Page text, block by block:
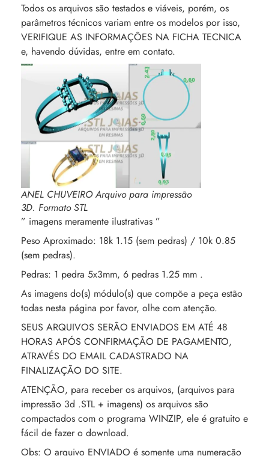
Todos os arquivos são testados e viáveis, porém, os
parâmetros técnicos variam entre os modelos por isso,
VERIFIQUE AS INFORMAÇÕES NA FICHA TECNICA
e, havendo dúvidas, entre em contato.
ANEL CHUVEIRO Arquivo para impressão
3D. Formato STL
” imagens meramente ilustrativas ”
Peso Aproximado: 18k 1.15 (sem pedras) / 10k 0.85
(sem pedras).
Pedras: 1 pedra 5x3mm, 6 pedras 1.25 mm .
As imagens do(s) módulo(s) que compõe a peça estão
todas nesta página por favor, olhe com atenção.
SEUS ARQUIVOS SERÃO ENVIADOS EM ATÉ 48
HORAS APÓS CONFIRMAÇÃO DE PAGAMENTO,
ATRAVÉS DO EMAIL CADASTRADO NA
FINALIZAÇÃO DO SITE.
ATENÇÃO, para receber os arquivos, (arquivos para
impressão 3d .STL + imagens) os arquivos são
compactados com o programa WINZIP, ele é gratuito e
fácil de fazer o download.
Obs: O arquivo ENVIADO é somente uma numeração